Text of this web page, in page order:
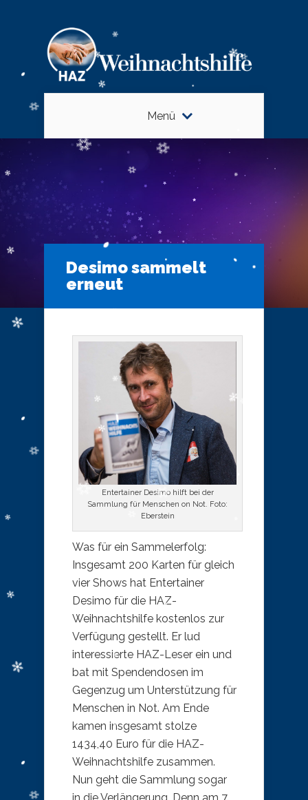
Menü
Desimo sammelt
erneut
Entertainer Desimo hilft bei der
Sammlung für Menschen on Not. Foto:
Eberstein
Was für ein Sammelerfolg:
Insgesamt 200 Karten für gleich
vier Shows hat Entertainer
Desimo für die HAZ-
Weihnachtshilfe kostenlos zur
Verfügung gestellt. Er lud
interessierte HAZ-Leser ein und
bat mit Spendendosen im
Gegenzug um Unterstützung für
Menschen in Not. Am Ende
kamen insgesamt stolze
1434,40 Euro für die HAZ-
Weihnachtshilfe zusammen.
Nun geht die Sammlung sogar